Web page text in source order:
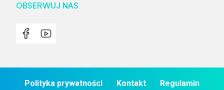
OBSERWUJ NAS
Polityka prywatności Kontakt Regulamin